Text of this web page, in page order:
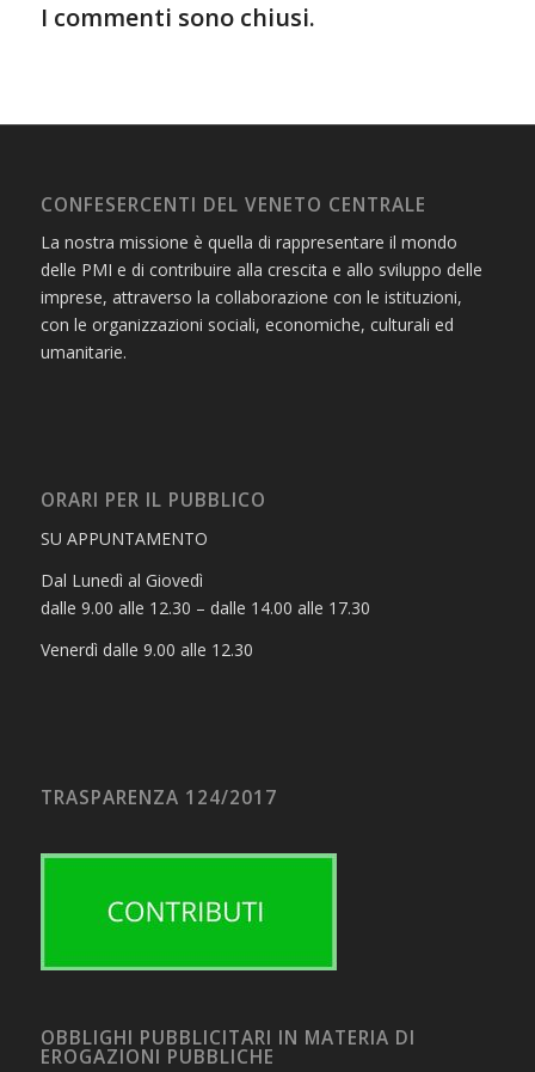
I commenti sono chiusi.
CONFESERCENTI DEL VENETO CENTRALE
La nostra missione è quella di rappresentare il mondo
delle PMI e di contribuire alla crescita e allo sviluppo delle
imprese, attraverso la collaborazione con le istituzioni,
con le organizzazioni sociali, economiche, culturali ed
umanitarie.
ORARI PER IL PUBBLICO
SU APPUNTAMENTO
Dal Lunedì al Giovedì
dalle 9.00 alle 12.30 – dalle 14.00 alle 17.30
Venerdì dalle 9.00 alle 12.30
TRASPARENZA 124/2017
OBBLIGHI PUBBLICITARI IN MATERIA DI
EROGAZIONI PUBBLICHE